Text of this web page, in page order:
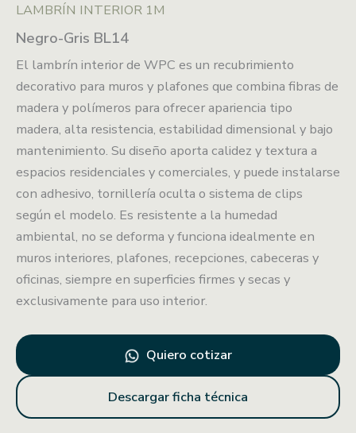
LAMBRÍN INTERIOR 1M
Negro-Gris BL14
El lambrín interior de WPC es un recubrimiento
decorativo para muros y plafones que combina fibras de
madera y polímeros para ofrecer apariencia tipo
madera, alta resistencia, estabilidad dimensional y bajo
mantenimiento. Su diseño aporta calidez y textura a
espacios residenciales y comerciales, y puede instalarse
con adhesivo, tornillería oculta o sistema de clips
según el modelo. Es resistente a la humedad
ambiental, no se deforma y funciona idealmente en
muros interiores, plafones, recepciones, cabeceras y
oficinas, siempre en superficies firmes y secas y
exclusivamente para uso interior.
Quiero cotizar
Descargar ficha técnica